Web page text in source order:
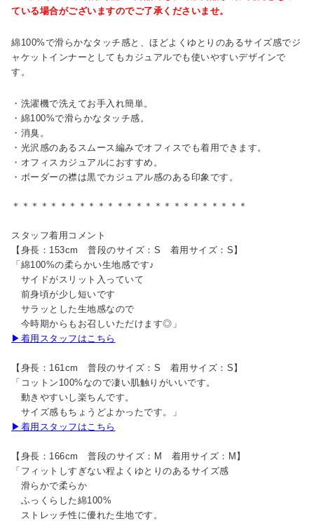
ている場合がございますのでご了承くださいませ。
綿100%で滑らかなタッチ感と、ほどよくゆとりのあるサイズ感でジ
ャケットインナーとしてもカジュアルでも使いやすいデザインで
す。
・洗濯機で洗えてお手入れ簡単。
・綿100%で滑らかなタッチ感。
・消臭。
・光沢感のあるスムース編みでオフィスでも着用できます。
・オフィスカジュアルにおすすめ。
・ボーダーの襟は黒でカジュアル感のある印象です。
＊＊＊＊＊＊＊＊＊＊＊＊＊＊＊＊＊＊＊＊＊＊＊＊＊
スタッフ着用コメント
【身長：153cm 普段のサイズ：S 着用サイズ：S】
「綿100%の柔らかい生地感です♪
サイドがスリット入っていて
前身頃が少し短いです
サラッとした生地感なので
今時期からもお召しいただけます◎」
▶着用スタッフはこちら
【身長：161cm 普段のサイズ：S 着用サイズ：S】
「コットン100%なので凄い肌触りがいいです。
動きやすいし楽ちんです。
サイズ感もちょうどよかったです。」
▶着用スタッフはこちら
【身長：166cm 普段のサイズ：M 着用サイズ：M】
「フィットしすぎない程よくゆとりのあるサイズ感
滑らかで柔らか
ふっくらした綿100%
ストレッチ性に優れた生地です。